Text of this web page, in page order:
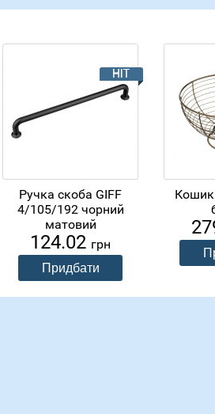
Ручка скоба GIFF
4/105/192 чорний
матовий
124.02 грн
Кошик